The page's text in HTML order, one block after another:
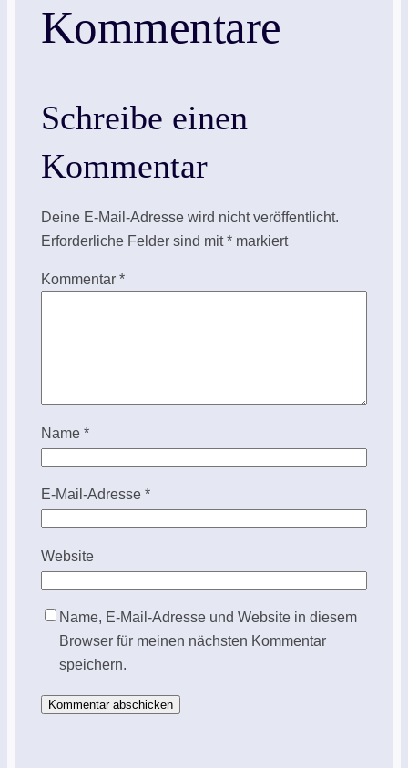
Kommentare
Schreibe einen
Kommentar
Deine E-Mail-Adresse wird nicht veröffentlicht.
Erforderliche Felder sind mit*markiert
Kommentar *
Name *
E-Mail-Adresse *
Website
Name, E-Mail-Adresse und Website in diesem
Browser für meinen nächsten Kommentar
speichern.